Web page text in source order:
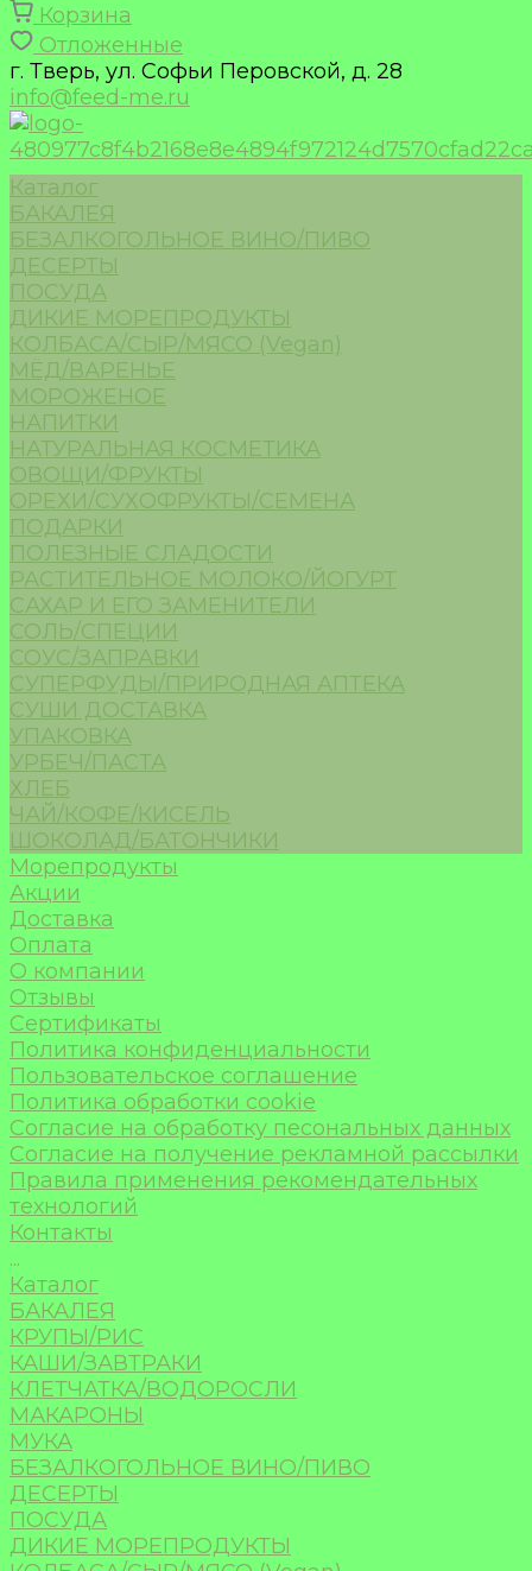
Корзина
Отложенные
г. Тверь, ул. Софьи Перовской, д. 28
info@feed-me.ru
Каталог
БАКАЛЕЯ
БЕЗАЛКОГОЛЬНОЕ ВИНО/ПИВО
ДЕСЕРТЫ
ПОСУДА
ДИКИЕ МОРЕПРОДУКТЫ
КОЛБАСА/СЫР/МЯСО (Vegan)
МЁД/ВАРЕНЬЕ
МОРОЖЕНОЕ
НАПИТКИ
НАТУРАЛЬНАЯ КОСМЕТИКА
ОВОЩИ/ФРУКТЫ
ОРЕХИ/СУХОФРУКТЫ/СЕМЕНА
ПОДАРКИ
ПОЛЕЗНЫЕ СЛАДОСТИ
РАСТИТЕЛЬНОЕ МОЛОКО/ЙОГУРТ
САХАР И ЕГО ЗАМЕНИТЕЛИ
СОЛЬ/СПЕЦИИ
СОУС/ЗАПРАВКИ
СУПЕРФУДЫ/ПРИРОДНАЯ АПТЕКА
СУШИ ДОСТАВКА
УПАКОВКА
УРБЕЧ/ПАСТА
ХЛЕБ
ЧАЙ/КОФЕ/КИСЕЛЬ
ШОКОЛАД/БАТОНЧИКИ
Морепродукты
Акции
Доставка
Оплата
О компании
Отзывы
Сертификаты
Политика конфиденциальности
Пользовательское соглашение
Политика обработки cookie
Согласие на обработку песональных данных
Согласие на получение рекламной рассылки
Правила применения рекомендательных
технологий
Контакты
...
Каталог
БАКАЛЕЯ
КРУПЫ/РИС
КАШИ/ЗАВТРАКИ
КЛЕТЧАТКА/ВОДОРОСЛИ
МАКАРОНЫ
МУКА
БЕЗАЛКОГОЛЬНОЕ ВИНО/ПИВО
ДЕСЕРТЫ
ПОСУДА
ДИКИЕ МОРЕПРОДУКТЫ